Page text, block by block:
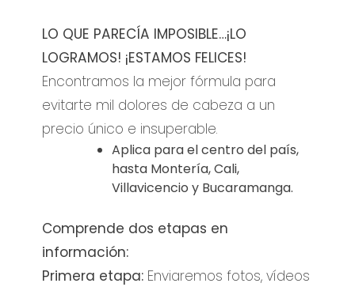
LO QUE PARECÍA IMPOSIBLE…¡LO
LOGRAMOS! ¡ESTAMOS FELICES!
Encontramos la mejor fórmula para
evitarte mil dolores de cabeza a un
precio único e insuperable.
Aplica para el centro del país,
hasta Montería, Cali,
Villavicencio y Bucaramanga.
Comprende dos etapas en
información:
Primera etapa: Enviaremos fotos, vídeos